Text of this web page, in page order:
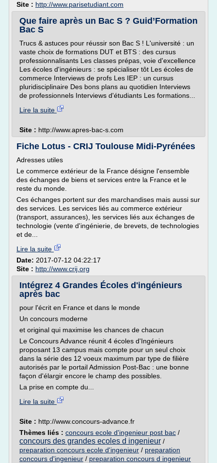
Site : http://www.parisetudiant.com
Que faire après un Bac S ? Guid’Formation
Bac S
Trucs & astuces pour réussir son Bac S ! L'université : un
vaste choix de formations DUT et BTS : des cursus
professionnalisants Les classes prépas, voie d'excellence
Les écoles d'ingénieurs : se spécialiser tôt Les écoles de
commerce Interviews de profs Les IEP : un cursus
pluridisciplinaire Des bons plans au quotidien Interviews
de professionnels Interviews d'étudiants Les formations...
Lire la suite
Site : http://www.apres-bac-s.com
Fiche Lotus - CRIJ Toulouse Midi-Pyrénées
Adresses utiles
Le commerce extérieur de la France désigne l'ensemble
des échanges de biens et services entre la France et le
reste du monde.
Ces échanges portent sur des marchandises mais aussi sur
des services. Les services liés au commerce extérieur
(transport, assurances), les services liés aux échanges de
technologie (vente d'ingénierie, de brevets, de technologies
et de...
Lire la suite
Date: 2017-07-12 04:22:17
Site : http://www.crij.org
Intégrez 4 Grandes Écoles d'ingénieurs
après bac
pour l'écrit en France et dans le monde
Un concours moderne
et original qui maximise les chances de chacun
Le Concours Advance réunit 4 écoles d'Ingénieurs
proposant 13 campus mais compte pour un seul choix
dans la série des 12 voeux maximum par type de filière
autorisés par le portail Admission Post-Bac : une bonne
façon d'élargir encore le champ des possibles.
La prise en compte du...
Lire la suite
Site : http://www.concours-advance.fr
Thèmes liés : concours ecole d'ingenieur post bac /
concours des grandes ecoles d ingenieur /
preparation concours ecole d'ingenieur / preparation
concours d'ingenieur / preparation concours d ingenieur